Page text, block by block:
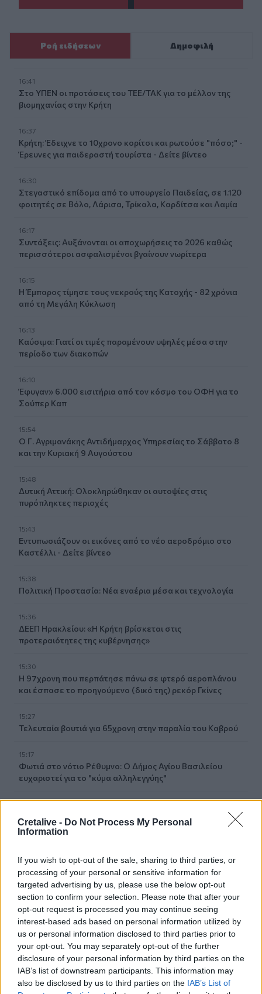
Cretalive - Do Not Process My Personal
Information
If you wish to opt-out of the sale, sharing to third parties, or
processing of your personal or sensitive information for
targeted advertising by us, please use the below opt-out
section to confirm your selection. Please note that after your
opt-out request is processed you may continue seeing
interest-based ads based on personal information utilized by
us or personal information disclosed to third parties prior to
your opt-out. You may separately opt-out of the further
disclosure of your personal information by third parties on the
IAB’s list of downstream participants. This information may
also be disclosed by us to third parties on the IAB’s List of
Ροή ειδήσεων Δημοφιλή
16:41
Στο ΥΠΕΝ οι προτάσεις του ΤΕΕ/ΤΑΚ για το μέλλον της
βιομηχανίας στην Κρήτη
16:37
Κρήτη: Έδειχνε το 10χρονο κορίτσι και ρωτούσε "πόσο;" -
Έρευνες για παιδεραστή τουρίστα - Δείτε βίντεο
16:30
Στεγαστικό επίδομα από το υπουργείο Παιδείας, σε 1.120
φοιτητές σε Βόλο, Λάρισα, Τρίκαλα, Καρδίτσα και Λαμία
16:17
Συντάξεις: Αυξάνονται οι αποχωρήσεις το 2026 καθώς
περισσότεροι ασφαλισμένοι βγαίνουν νωρίτερα
16:15
Η Έμπαρος τίμησε τους νεκρούς της Κατοχής - 82 χρόνια
από τη Μεγάλη Κύκλωση
16:13
Καύσιμα: Γιατί οι τιμές παραμένουν υψηλές μέσα στην
περίοδο των διακοπών
16:10
Έφυγαν» 6.000 εισιτήρια από τον κόσμο του ΟΦΗ για το
Σούπερ Καπ
15:54
Ο Γ. Αγριμανάκης Αντιδήμαρχος Υπηρεσίας το Σάββατο 8
και την Κυριακή 9 Αυγούστου
15:48
Δυτική Αττική: Ολοκληρώθηκαν οι αυτοψίες στις
πυρόπληκτες περιοχές
15:43
Εντυπωσιάζουν οι εικόνες από το νέο αεροδρόμιο στο
Καστέλλι - Δείτε βίντεο
15:38
Πολιτική Προστασία: Νέα εναέρια μέσα και τεχνολογία
15:36
ΔΕΕΠ Ηρακλείου: «Η Κρήτη βρίσκεται στις
προτεραιότητες της κυβέρνησης»
15:30
Η 97χρονη που περπάτησε πάνω σε φτερό αεροπλάνου
και έσπασε το προηγούμενο (δικό της) ρεκόρ Γκίνες
15:27
Τελευταία βουτιά για 65χρονη στην παραλία του Καβρού
15:17
Φωτιά στο νότιο Ρέθυμνο: Ο Δήμος Αγίου Βασιλείου
ευχαριστεί για το "κύμα αλληλεγγύης"
σύζυγος των θυμάτων στο τροχαίο στις Σέρρες
Επίσκεψη του Δημάρχου του Δήμου Σαρωνικού στο
ΕΛ.ΚΕ.Θ.Ε. στην Ανάβυσσο
Φεστιβάλ Κινηματογράφου Χανίων: Δύο εκθέσεις με
ελεύθερη είσοδο στο Μεγάλο Αρσενάλι
15:05
Με τη MINOAN LINES, το ταξίδι έχει γεύση — και τιμές
που εκπλήσσουν